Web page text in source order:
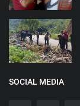
SOCIAL MEDIA